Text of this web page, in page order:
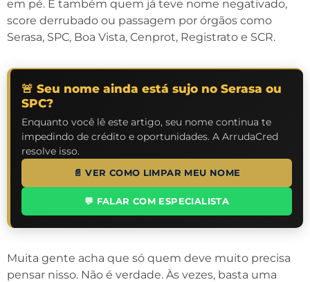
em pé. É também quem já teve nome negativado,
score derrubado ou passagem por órgãos como
Serasa, SPC, Boa Vista, Cenprot, Registrato e SCR.
🚨 Seu nome ainda está sujo no Serasa ou
SPC?
Enquanto você lê este artigo, seu nome continua te
impedindo de crédito e oportunidades. A ArrudaCred
resolve isso.
📄 VER COMO LIMPAR MEU NOME
💬 FALAR COM ESPECIALISTA
Muita gente acha que só quem deve muito precisa
pensar nisso. Não é verdade. Às vezes, basta uma